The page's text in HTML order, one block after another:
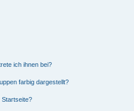
ich ihnen bei?
farbig dargestellt?
Startseite?